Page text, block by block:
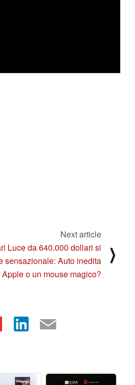
Next article
Luce da 640.000 dollari si
sensazionale: Auto inedita
Apple o un mouse magico?
⟩